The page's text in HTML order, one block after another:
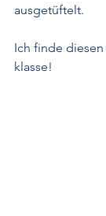
ausgetüftelt.
Ich finde
klasse!